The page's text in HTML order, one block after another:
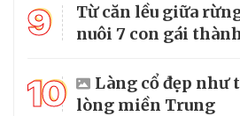
9
Từ căn lều giữa
nuôi 7 con gái
10
Làng cổ đẹp như
lòng miền Trung